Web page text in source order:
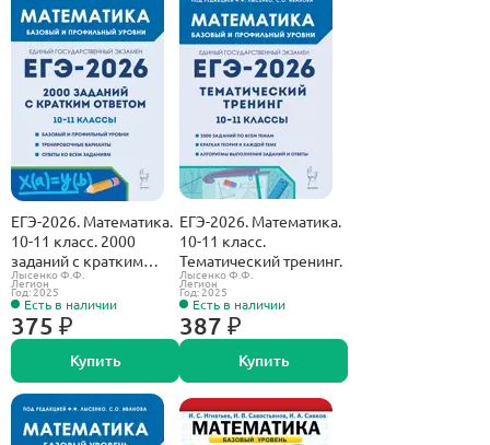
ЕГЭ-2026. Математика.
10-11 класс. 2000
заданий с кратким
ответом. Базовый и
профильный уровни.
Лысенко Ф.Ф.
Легион
Год: 2025
Есть в наличии
375 ₽
Купить
ЕГЭ-2026. Математика.
10-11 класс.
Тематический тренинг.
Лысенко Ф.Ф.
Легион
Год: 2025
Есть в наличии
387 ₽
Купить